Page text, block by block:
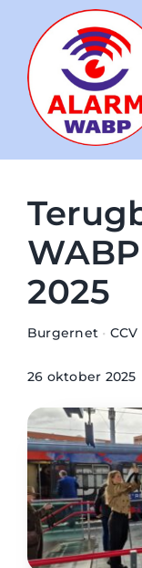
inhoud
2025
Burgernet • CCV
26 oktober 2025